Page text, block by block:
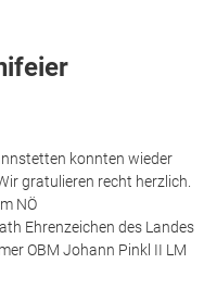
konnten wieder
gratulieren recht herzlich.
NÖ
Ehrenzeichen des Landes
OBM Johann Pinkl II LM